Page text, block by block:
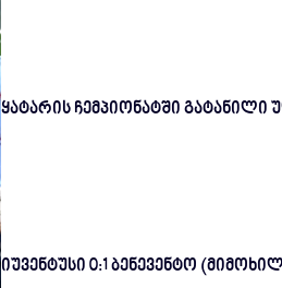
ყატარის ჩემპიონატში
იუვენტუსი 0:1 ბენევენტო